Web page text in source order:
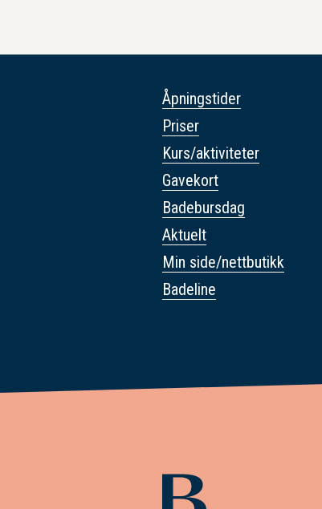
Åpningstider
Priser
Kurs/aktiviteter
Gavekort
Badebursdag
Aktuelt
Min side/nettbutikk
Badeline